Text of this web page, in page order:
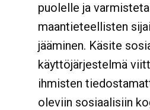
puolelle ja
maantieteellisten
jääminen. Käsite
käyttöjärjestelmä
ihmisten
oleviin sosiaalisiin